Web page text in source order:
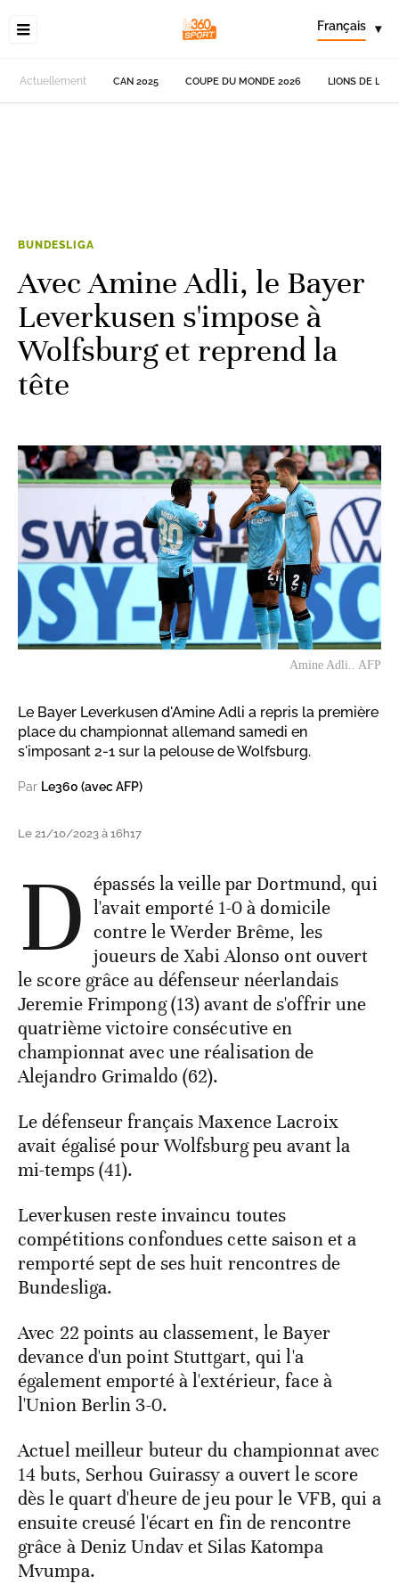
Français ▾
Actuellement CAN 2025 COUPE DU MONDE 2026 LIONS DE
BUNDESLIGA
Avec Amine Adli, le Bayer
Leverkusen s'impose à
Wolfsburg et reprend la
tête
Amine Adli.. AFP
Le Bayer Leverkusen d'Amine Adli a repris la première
place du championnat allemand samedi en
s'imposant 2-1 sur la pelouse de Wolfsburg.
Par Le360 (avec AFP)
Le 21/10/2023 à 16h17
D épassés la veille par Dortmund, qui
l'avait emporté 1-0 à domicile
contre le Werder Brême, les
joueurs de Xabi Alonso ont ouvert
le score grâce au défenseur néerlandais
Jeremie Frimpong (13) avant de s'offrir une
quatrième victoire consécutive en
championnat avec une réalisation de
Alejandro Grimaldo (62).
Le défenseur français Maxence Lacroix
avait égalisé pour Wolfsburg peu avant la
mi-temps (41).
Leverkusen reste invaincu toutes
compétitions confondues cette saison et a
remporté sept de ses huit rencontres de
Bundesliga.
Avec 22 points au classement, le Bayer
devance d'un point Stuttgart, qui l'a
également emporté à l'extérieur, face à
l'Union Berlin 3-0.
Actuel meilleur buteur du championnat avec
14 buts, Serhou Guirassy a ouvert le score
dès le quart d'heure de jeu pour le VFB, qui a
ensuite creusé l'écart en fin de rencontre
grâce à Deniz Undav et Silas Katompa
Mvumpa.